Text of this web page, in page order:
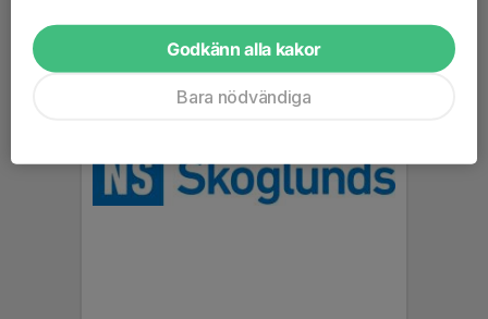
Godkänn alla kakor
Bara nödvändiga